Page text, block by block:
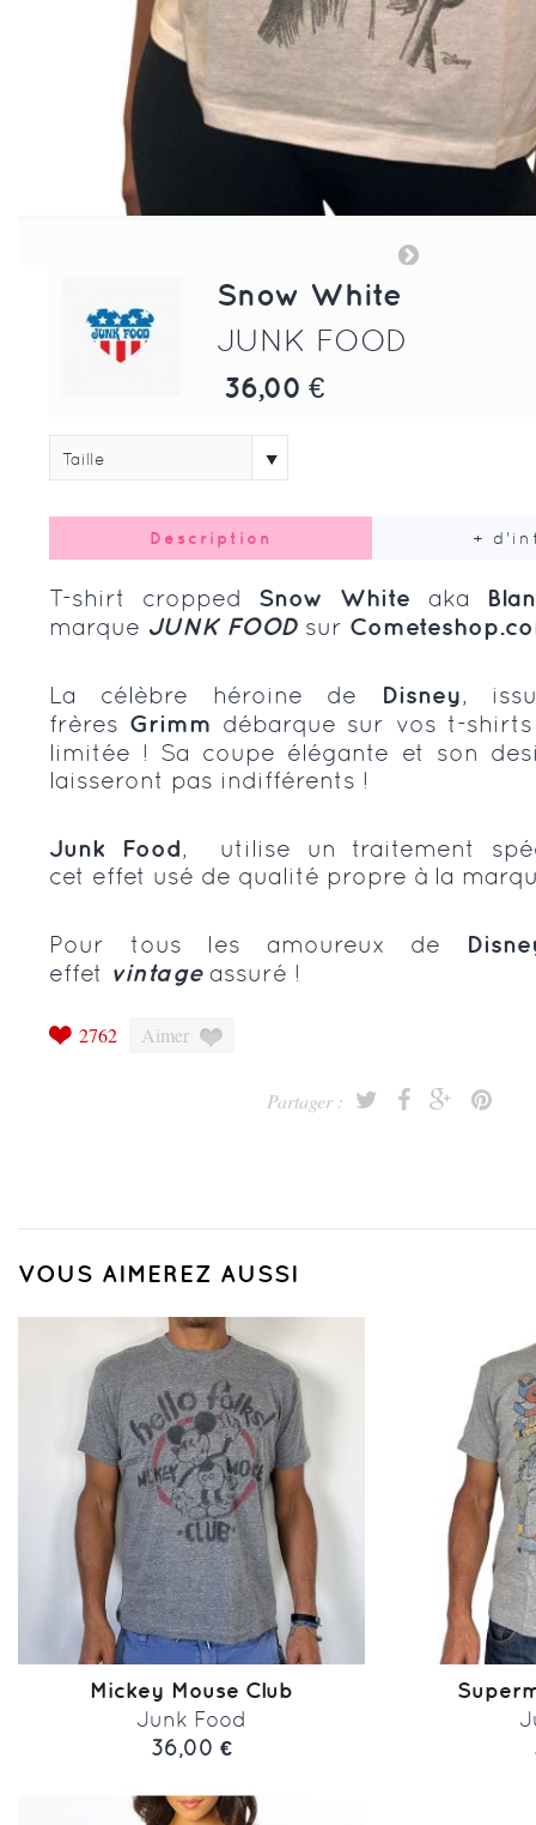
Snow White
JUNK FOOD
36,00 €
Taille
Description +
T-shirt cropped Snow White aka
marque JUNK FOOD sur
La célèbre héroine de Disney,
frères Grimm débarque sur vos t-
limitée ! Sa coupe élégante et son
laisseront pas indifférents !
Junk Food, utilise un traitement
cet effet usé de qualité propre à la
Pour tous les amoureux de
effet vintageassuré !
Partager :
Aimer
2762
VOUS AIMEREZ AUSSI
Mickey Mouse Club
Junk Food
36,00 €